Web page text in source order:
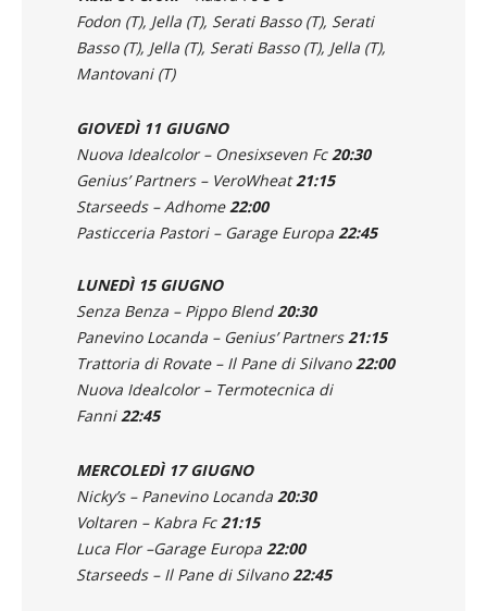
Fodon (T), Jella (T), Serati Basso (T), Serati
Basso (T), Jella (T), Serati Basso (T), Jella (T),
Mantovani (T)
GIOVEDÌ 11 GIUGNO
Nuova Idealcolor – Onesixseven Fc 20:30
Genius’ Partners – VeroWheat21:15
Starseeds – Adhome 22:00
Pasticceria Pastori – Garage Europa 22:45
LUNEDÌ 15 GIUGNO
Senza Benza – Pippo Blend 20:30
Panevino Locanda – Genius’ Partners 21:15
Trattoria di Rovate – Il Pane di Silvano 22:00
Nuova Idealcolor – Termotecnica di
Fanni 22:45
MERCOLEDÌ 17 GIUGNO
Nicky’s – Panevino Locanda 20:30
Voltaren – Kabra Fc 21:15
Luca Flor –Garage Europa 22:00
Starseeds – Il Pane di Silvano 22:45